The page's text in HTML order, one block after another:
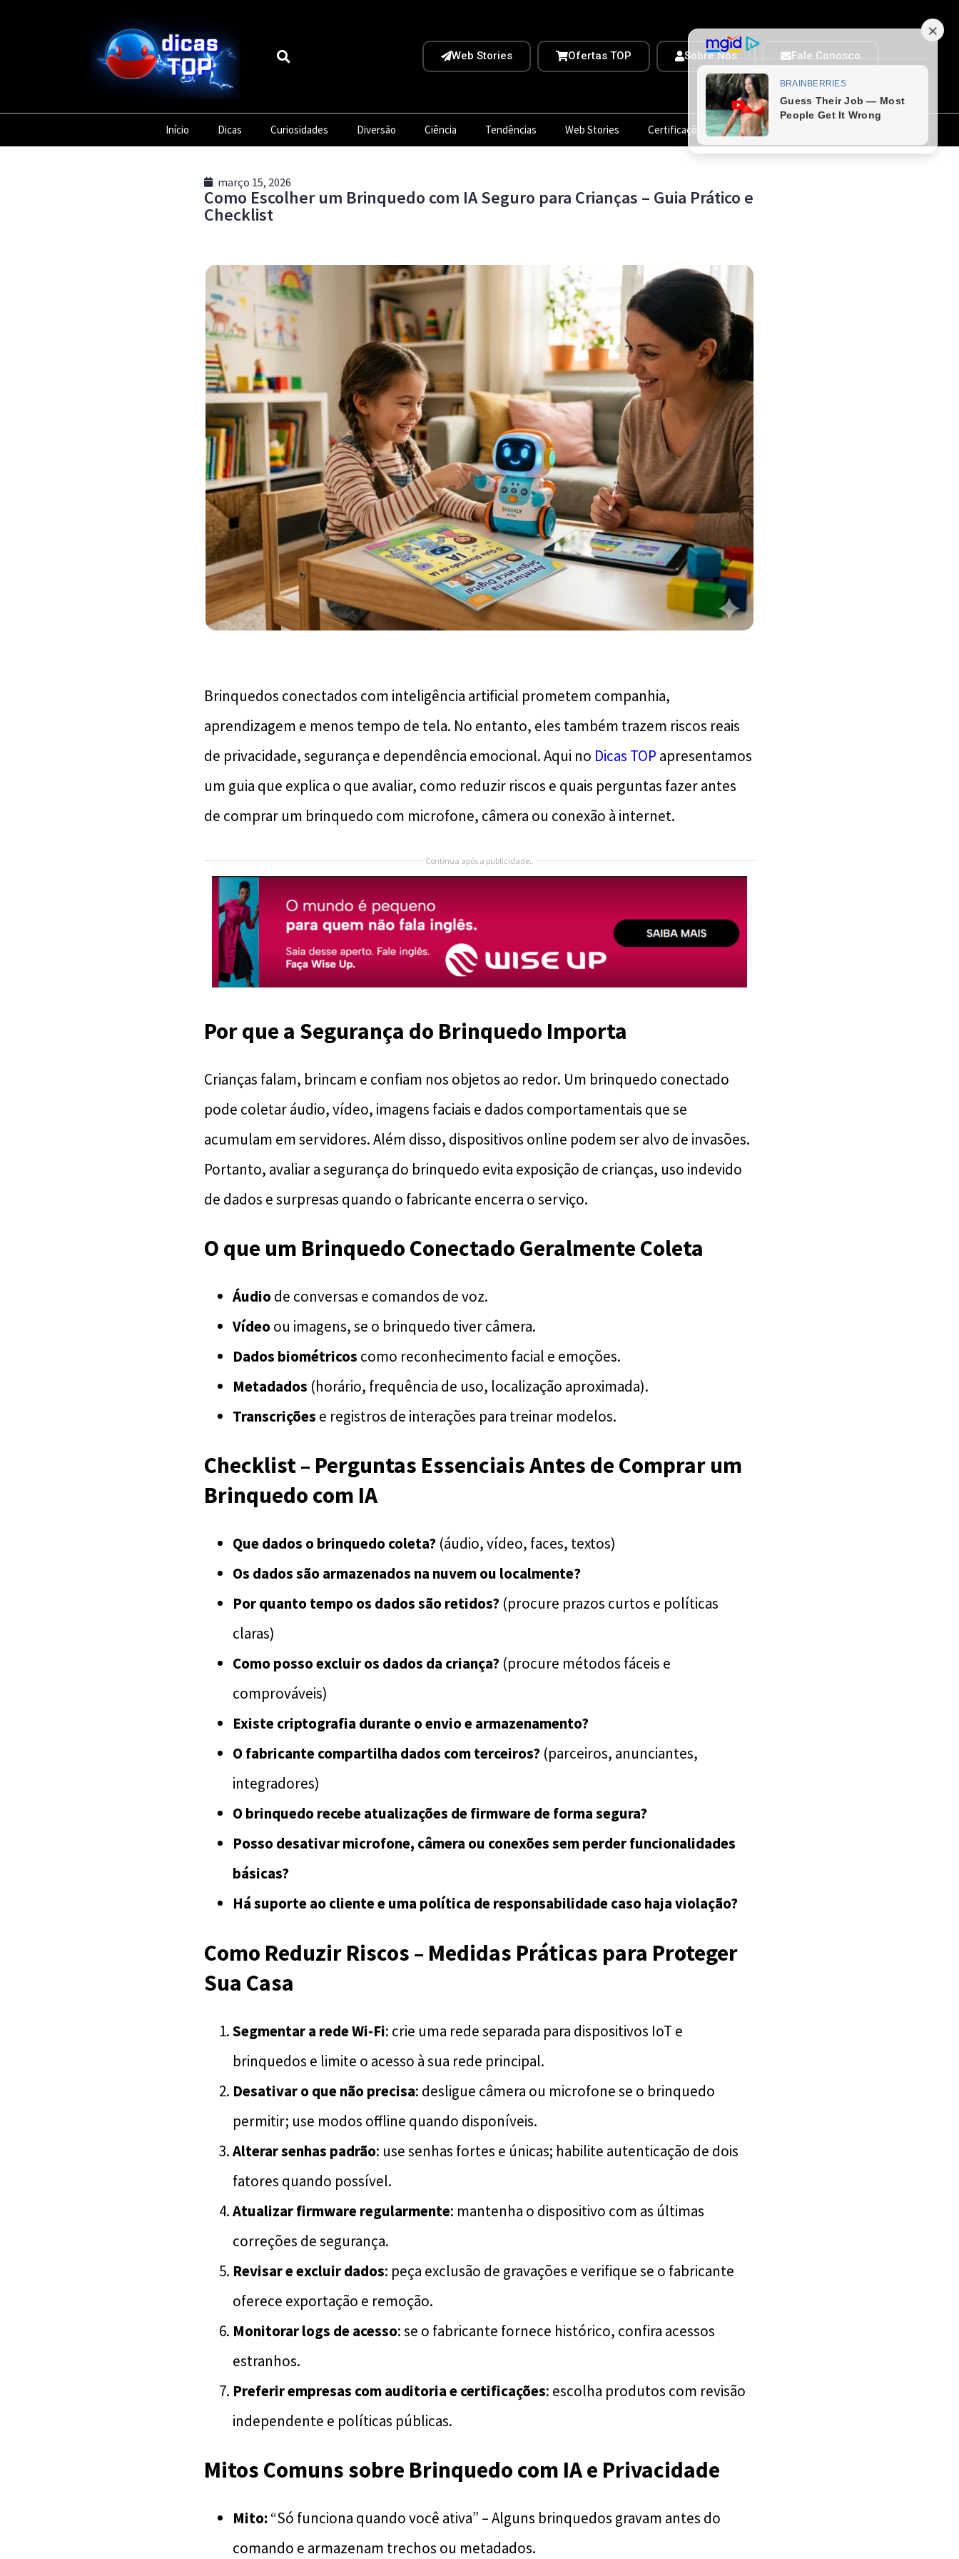
Web Stories Ofertas TOP Sobre Nós Fale Conosco
Início Dicas Curiosidades Diversão Ciência Tendências Web Stories Certificações Ofertas TOP
março 15, 2026
Como Escolher um Brinquedo com IA Seguro para Crianças – Guia Prático e
Checklist
Brinquedos conectados com inteligência artificial prometem companhia,
aprendizagem e menos tempo de tela. No entanto, eles também trazem riscos reais
de privacidade, segurança e dependência emocional. Aqui no Dicas TOP apresentamos
um guia que explica o que avaliar, como reduzir riscos e quais perguntas fazer antes
de comprar um brinquedo com microfone, câmera ou conexão à internet.
Continua após a publicidade..
Por que a Segurança do Brinquedo Importa
Crianças falam, brincam e confiam nos objetos ao redor. Um brinquedo conectado
pode coletar áudio, vídeo, imagens faciais e dados comportamentais que se
acumulam em servidores. Além disso, dispositivos online podem ser alvo de invasões.
Portanto, avaliar a segurança do brinquedo evita exposição de crianças, uso indevido
de dados e surpresas quando o fabricante encerra o serviço.
O que um Brinquedo Conectado Geralmente Coleta
Áudiode conversas e comandos de voz.
Vídeoou imagens, se o brinquedo tiver câmera.
Dados biométricos como reconhecimento facial e emoções.
Metadados (horário, frequência de uso, localização aproximada).
Transcrições e registros de interações para treinar modelos.
Checklist – Perguntas Essenciais Antes de Comprar um
Brinquedo com IA
Que dados o brinquedo coleta? (áudio, vídeo, faces, textos)
Os dados são armazenados na nuvem ou localmente?
Por quanto tempo os dados são retidos? (procure prazos curtos e políticas
claras)
Como posso excluir os dados da criança? (procure métodos fáceis e
comprováveis)
Existe criptografia durante o envio e armazenamento?
O fabricante compartilha dados com terceiros? (parceiros, anunciantes,
integradores)
O brinquedo recebe atualizações de firmware de forma segura?
Posso desativar microfone, câmera ou conexões sem perder funcionalidades
básicas?
Há suporte ao cliente e uma política de responsabilidade caso haja violação?
Como Reduzir Riscos – Medidas Práticas para Proteger
Sua Casa
Segmentar a rede Wi‑Fi: crie uma rede separada para dispositivos IoT e
brinquedos e limite o acesso à sua rede principal.
Desativar o que não precisa: desligue câmera ou microfone se o brinquedo
permitir; use modos offline quando disponíveis.
Alterar senhas padrão: use senhas fortes e únicas; habilite autenticação de dois
fatores quando possível.
Atualizar firmware regularmente: mantenha o dispositivo com as últimas
correções de segurança.
Revisar e excluir dados: peça exclusão de gravações e verifique se o fabricante
oferece exportação e remoção.
Monitorar logs de acesso: se o fabricante fornece histórico, confira acessos
estranhos.
Preferir empresas com auditoria e certificações: escolha produtos com revisão
independente e políticas públicas.
Mitos Comuns sobre Brinquedo com IA e Privacidade
Mito: “Só funciona quando você ativa” – Alguns brinquedos gravam antes do
comando e armazenam trechos ou metadados.